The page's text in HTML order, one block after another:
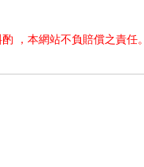
，本網站不負賠償之責任。